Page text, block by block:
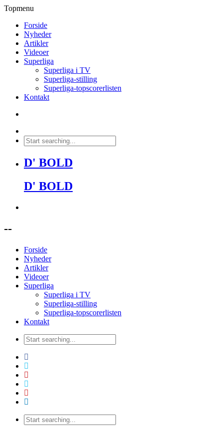
Topmenu
Forside
Nyheder
Artikler
Videoer
Superliga
Superliga i TV
Superliga-stilling
Superliga-topscorerlisten
Kontakt
D' BOLD
D' BOLD
--
Forside
Nyheder
Artikler
Videoer
Superliga
Superliga i TV
Superliga-stilling
Superliga-topscorerlisten
Kontakt